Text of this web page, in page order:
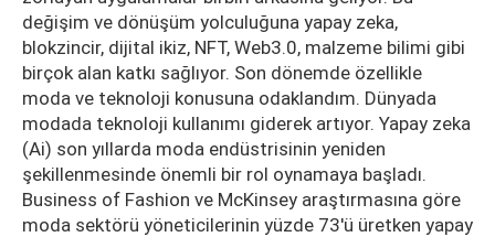
değişim ve dönüşüm yolculuğuna yapay zeka,
blokzincir, dijital ikiz, NFT, Web3.0, malzeme bilimi gibi
birçok alan katkı sağlıyor. Son dönemde özellikle
moda ve teknoloji konusuna odaklandım. Dünyada
modada teknoloji kullanımı giderek artıyor. Yapay zeka
(Ai) son yıllarda moda endüstrisinin yeniden
şekillenmesinde önemli bir rol oynamaya başladı.
Business of Fashion ve McKinsey araştırmasına göre
moda sektörü yöneticilerinin yüzde 73'ü üretken yapay